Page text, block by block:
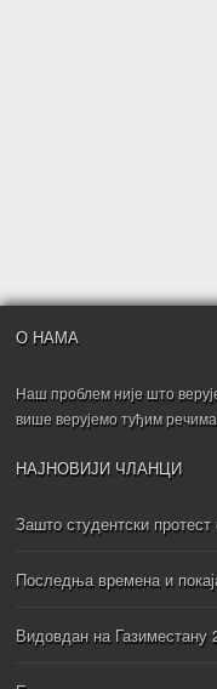
О НАМА
Наш проблем није што
више верујемо туђим
НАЈНОВИЈИ ЧЛАНЦИ
Зашто студентски протест
Последња времена и
Видовдан на Газиместану